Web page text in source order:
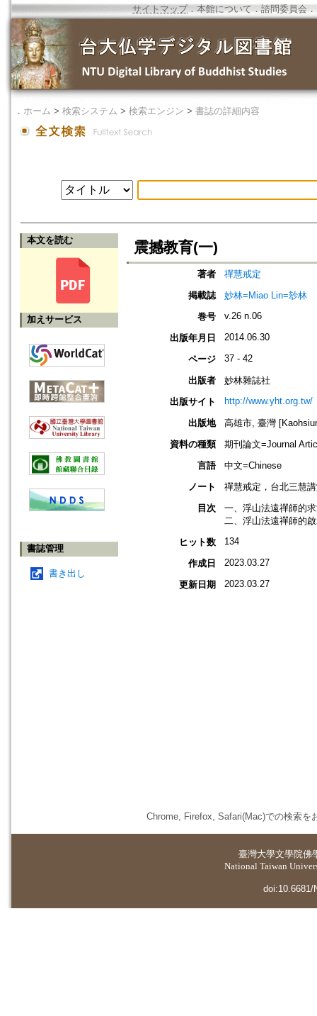
サイトマップ．本館について ． 諮問委員会 ．
． ホーム > 検索システム > 検索エンジン > 書誌の詳細内容
本文を読む
加えサービス
書誌管理
書き出し
震撼教育(一)
著者
禪慧戒定
掲載誌
妙林=Miao Lin=玅林
巻号
v.26 n.06
出版年月日 2014.06.30
ページ 37 - 42
出版者
妙林雜誌社
出版サイト
http://www.yht.org.tw/
出版地
高雄市, 臺灣
資料の種類
期刊論文=Journal
言語
中文=Chinese
ノート
禪慧戒定，台北三慧
目次
一、浮山法遠禪師的
二、浮山法遠禪師的
ヒット数
134
作成日 2023.03.27
更新日期 2023.03.27
Chrome, Firefox, Safari(Mac)での検索を
臺灣大學文學院佛
National Taiwan
doi:10.6681/